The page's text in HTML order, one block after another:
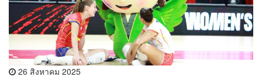
26 สิงหาคม 2025